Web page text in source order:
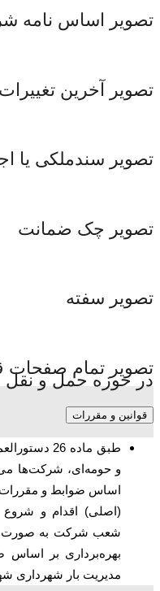
تصویر اساس ‌نامه
تصویر آخرین
تصویر سندملکی یا
تصویر چک ضمانت
تصویر سفته
تصویر تمام صفحات
در حوزه حمل و نقل
قوانین و مقررات
طبق ماده
و حومه‌ای، شرکت‌ها
اساس ضوابط و
(اصلی) اقدام و شروع
شعب شرکت به صورت
بهره‌برداری بر اساس
مدیریت بار شهرداری